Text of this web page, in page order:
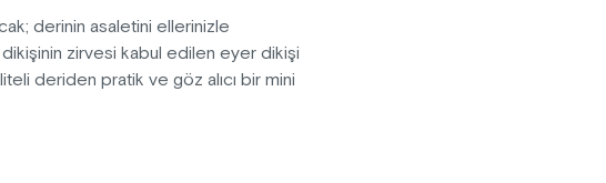
derinin asaletini ellerinizle
dikişinin zirvesi kabul edilen eyer dikişi
deriden pratik ve göz alıcı bir mini
okuyacak bir el emeği esere sahip olmaya